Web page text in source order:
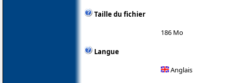
Taille du fichier
186 Mo
Langue
Anglais